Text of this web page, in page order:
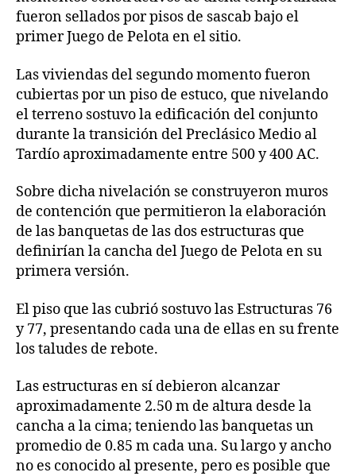
fueron sellados por pisos de sascab bajo el
primer Juego de Pelota en el sitio.
Las viviendas del segundo momento fueron
cubiertas por un piso de estuco, que nivelando
el terreno sostuvo la edificación del conjunto
durante la transición del Preclásico Medio al
Tardío aproximadamente entre 500 y 400 AC.
Sobre dicha nivelación se construyeron muros
de contención que permitieron la elaboración
de las banquetas de las dos estructuras que
definirían la cancha del Juego de Pelota en su
primera versión.
El piso que las cubrió sostuvo las Estructuras 76
y 77, presentando cada una de ellas en su frente
los taludes de rebote.
Las estructuras en sí debieron alcanzar
aproximadamente 2.50 m de altura desde la
cancha a la cima; teniendo las banquetas un
promedio de 0.85 m cada una. Su largo y ancho
no es conocido al presente, pero es posible que